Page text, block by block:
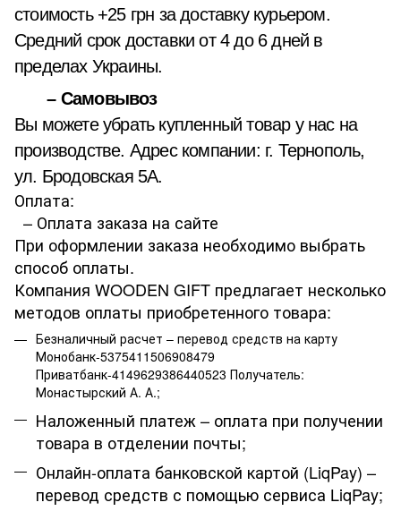
стоимость +25 грн за доставку курьером.
Средний срок доставки от 4 до 6 дней в
пределах Украины.
– Самовывоз
Вы можете убрать купленный товар у нас на
производстве. Адрес компании: г. Тернополь,
ул. Бродовская 5А.
Оплата:
– Оплата заказа на сайте
При оформлении заказа необходимо выбрать
способ оплаты.
Компания WOODEN GIFT предлагает несколько
методов оплаты приобретенного товара:
Безналичный расчет – перевод средств на карту
Монобанк-5375411506908479
Приватбанк-4149629386440523 Получатель:
Монастырский А. А.;
Наложенный платеж – оплата при получении
товара в отделении почты;
Онлайн-оплата банковской картой (LiqPay) –
перевод средств с помощью сервиса LiqPay;